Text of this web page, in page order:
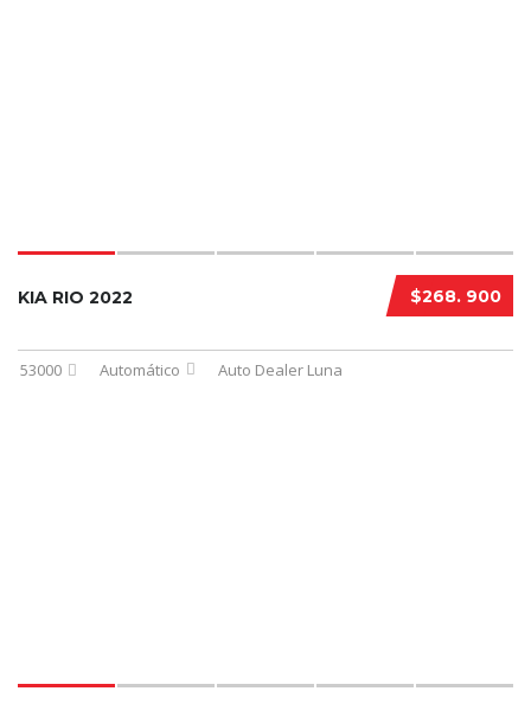
$268. 900
KIA RIO 2022
53000 Automático Auto Dealer Luna